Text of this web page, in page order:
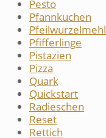
Pesto
Pfannkuchen
Pfeilwurzelmehl
Pfifferlinge
Pistazien
Pizza
Quark
Quickstart
Radieschen
Reset
Rettich